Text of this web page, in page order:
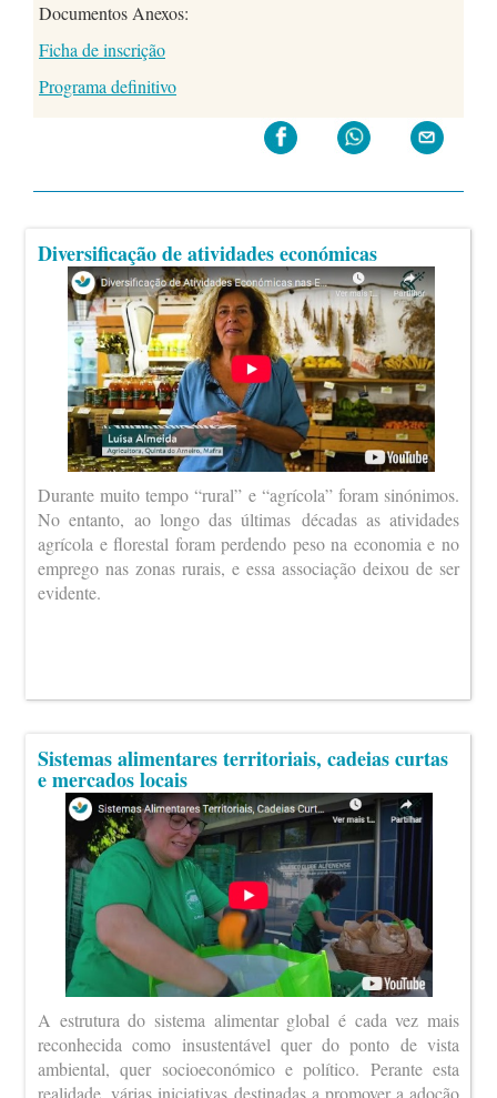
Documentos Anexos:
Ficha de inscrição
Programa definitivo
Diversificação de atividades económicas
Durante muito tempo “rural” e “agrícola” foram sinónimos.
No entanto, ao longo das últimas décadas as atividades
agrícola e florestal foram perdendo peso na economia e no
emprego nas zonas rurais, e essa associação deixou de ser
evidente.
Sistemas alimentares territoriais, cadeias curtas
e mercados locais
A estrutura do sistema alimentar global é cada vez mais
reconhecida como insustentável quer do ponto de vista
ambiental, quer socioeconómico e político. Perante esta
realidade, várias iniciativas destinadas a promover a adoção